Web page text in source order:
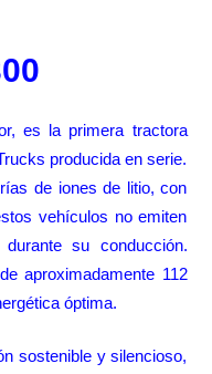
es la primera tractora
producida en serie.
de iones de litio, con
vehículos no emiten
su conducción.
aproximadamente 112
óptima.
sostenible y silencioso,